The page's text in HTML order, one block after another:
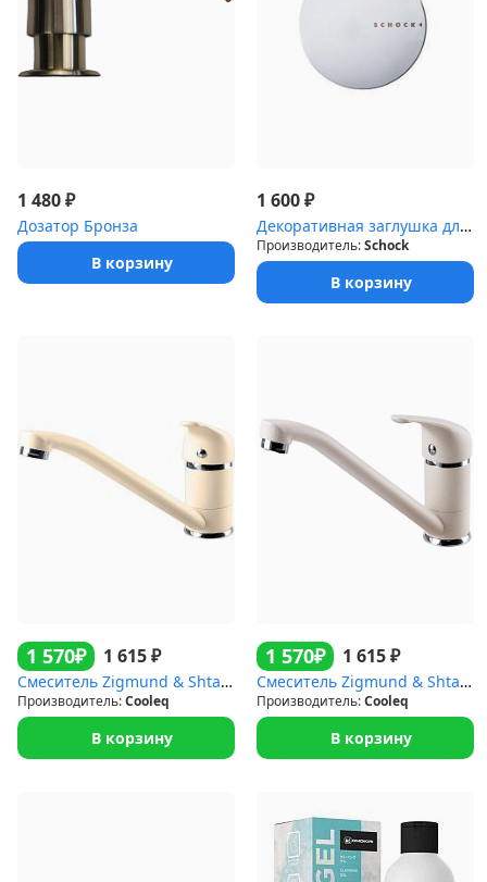
1 480₽
Дозатор Бронза
В корзину
1 600₽
Декоративная заглушка для слива 3 1/2 (круглая с логотипом Schock...
Производитель:Schock
В корзину
1 570₽ 1 615₽
Смеситель Zigmund & Shtain 0200 ZS ТОПЛ.МОЛОКО
Производитель:Cooleq
В корзину
1 570₽ 1 615₽
Смеситель Zigmund & Shtain 0200 ZS МОЛОД.ШАМП
Производитель:Cooleq
В корзину